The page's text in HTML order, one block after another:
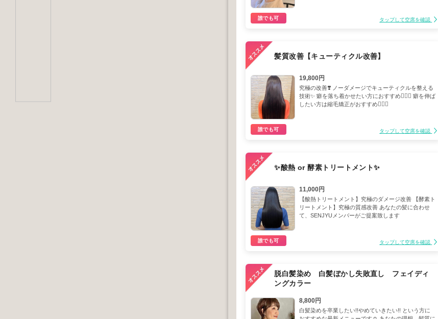
誰でも可 タップして空席を確認
髪質改善【キューティクル改善】
19,800円
究極の改善❣️ ノーダメージでキューティクルを整える
技術✨ 癖を落ち着かせたい方におすすめ💁🏻‍♀️ 癖を伸ば
したい方は縮毛矯正がおすすめ💁🏻‍♂️
誰でも可 タップして空席を確認
✨酸熱 or 酵素トリートメント✨
11,000円
【酸熱トリートメント】究極のダメージ改善 【酵素ト
リートメント】究極の質感改善 あなたの髪に合わせ
て、SENJYUメンバーがご提案致します
誰でも可 タップして空席を確認
脱白髪染め 白髪ぼかし失敗直し フェイディ
ングカラー
8,800円
白髪染めを卒業したい!!やめていきたい!! という方に